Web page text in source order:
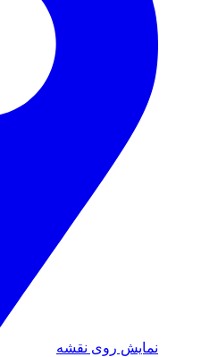
نمایش روی نقشه